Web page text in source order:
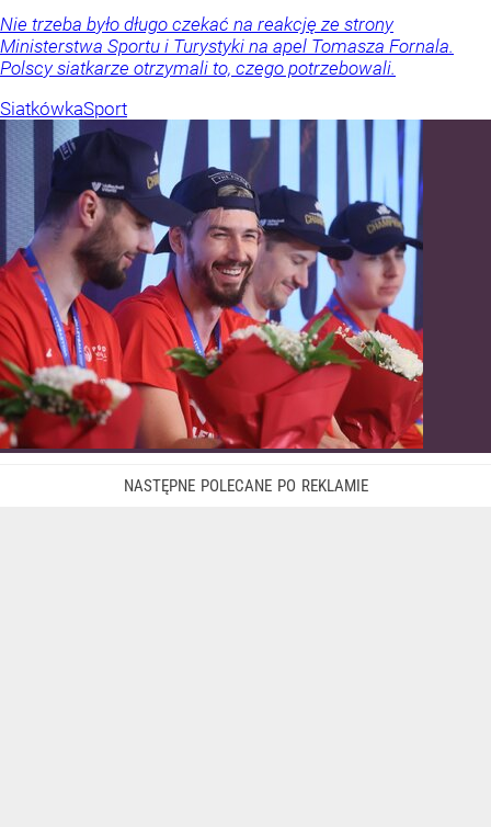
Nie trzeba było długo czekać na reakcję ze strony
Ministerstwa Sportu i Turystyki na apel Tomasza Fornala.
Polscy siatkarze otrzymali to, czego potrzebowali.
SiatkówkaSport